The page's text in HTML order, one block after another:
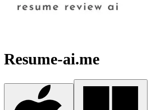
Resume-ai.me